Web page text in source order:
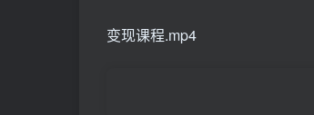
变现课程.mp4